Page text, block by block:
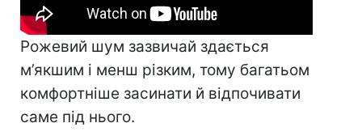
Рожевий шум зазвичай здається
м’якшим і менш різким, тому багатьом
комфортніше засинати й відпочивати
саме під нього.